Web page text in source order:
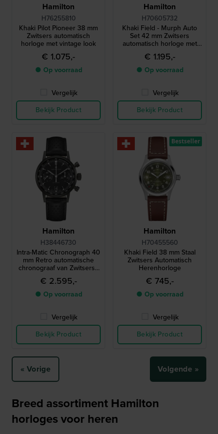
Hamilton
H76255810
Khaki Pilot Pioneer 38 mm
Zwitsers automatisch
horloge met vintage look
€ 1.075,-
● Op voorraad
Vergelijk
Bekijk Product
Hamilton
H70605732
Khaki Field - Murph Auto
Set 42 mm Zwitsers
automatisch horloge met
extra roestvrijstalen
armband - Gedragen in de
film Interstellar
€ 1.195,-
● Op voorraad
Vergelijk
Bekijk Product
Hamilton
H38446730
Intra-Matic Chronograph 40
mm Retro automatische
chronograaf van Zwitserse
makelij
€ 2.595,-
● Op voorraad
Vergelijk
Bekijk Product
Hamilton
H70455560
Khaki Field 38 mm Staal
Zwitsers Automatisch
Herenhorloge
€ 745,-
● Op voorraad
Vergelijk
Bekijk Product
Bestseller
« Vorige Volgende »
Breed assortiment Hamilton
horloges voor heren